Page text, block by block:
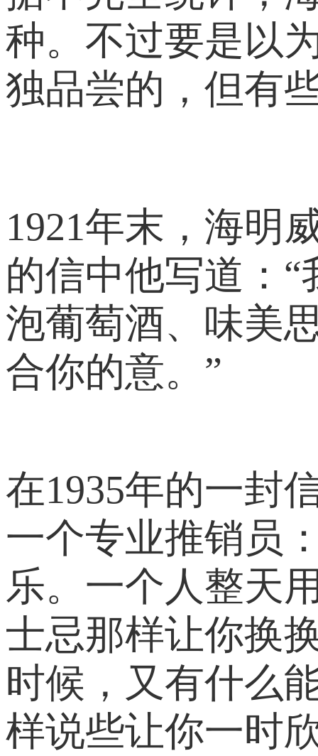
种。不过要是以
独品尝的，但有
1921年末，海明
的信中他写道：
泡葡萄酒、味美
合你的意。”
在1935年的一封
一个专业推销员
乐。一个人整天
士忌那样让你换
时候，又有什么
样说些让你一时